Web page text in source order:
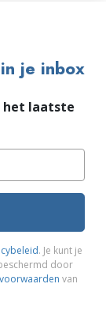
je inbox
het laatste
. Je kunt je
door
van